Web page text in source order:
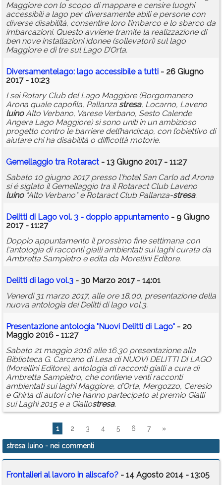
Maggiore con lo scopo di mappare e censire luoghi
accessibili a lago per diversamente abili e persone con
diverse disabilità, consentire loro l’imbarco e lo sbarco da
imbarcazioni. Questo avviene tramite la realizzazione di
ben nove installazioni idonee (sollevatori) sul lago
Maggiore e di tre sul Lago D’Orta.
Diversamentelago: lago accessibile a tutti - 26 Giugno
2017 - 10:23
I sei Rotary Club del Lago Maggiore (Borgomanero
Arona quale capofila, Pallanza stresa, Locarno, Laveno
luinoAlto Verbano, Varese Verbano, Sesto Calende
Angera Lago Maggiore) si sono uniti in un ambizioso
progetto contro le barriere dell’handicap, con l’obiettivo di
aiutare chi ha disabilità o difficoltà motorie.
Gemellaggio tra Rotaract - 13 Giugno 2017 - 11:27
Sabato 10 giugno 2017 presso l'hotel San Carlo ad Arona
si é siglato il Gemellaggio tra il Rotaract Club Laveno
luino"Alto Verbano" e Rotaract Club Pallanza-stresa.
Delitti di Lago vol. 3 - doppio appuntamento - 9 Giugno
2017 - 11:27
Doppio appuntamento il prossimo fine settimana con
l'antologia di racconti gialli ambientati sui laghi curata da
Ambretta Sampietro e edita da Morellini Editore.
Delitti di lago vol.3 - 30 Marzo 2017 - 14:01
Venerdì 31 marzo 2017, alle ore 18,00, presentazione della
nuova antologia dei Delitti di lago vol.3.
Presentazione antologia "Nuovi Delitti di Lago" - 20
Maggio 2016 - 11:27
Sabato 21 maggio 2016 alle 16.30 presentazione alla
Biblioteca G. Carcano di Lesa di NUOVI DELITTI DI LAGO
(Morellini Editore), antologia di racconti gialli a cura di
Ambretta Sampietro, che contiene venti racconti
ambientati sui laghi Maggiore, d’Orta, Mergozzo, Ceresio
e Ghirla di autori che hanno partecipato al premio Gialli
sui Laghi 2015 e a Giallostresa.
1 2 3 4 5 6 7 »
stresa luino - nei commenti
Frontalieri al lavoro in aliscafo? - 14 Agosto 2014 - 13:05